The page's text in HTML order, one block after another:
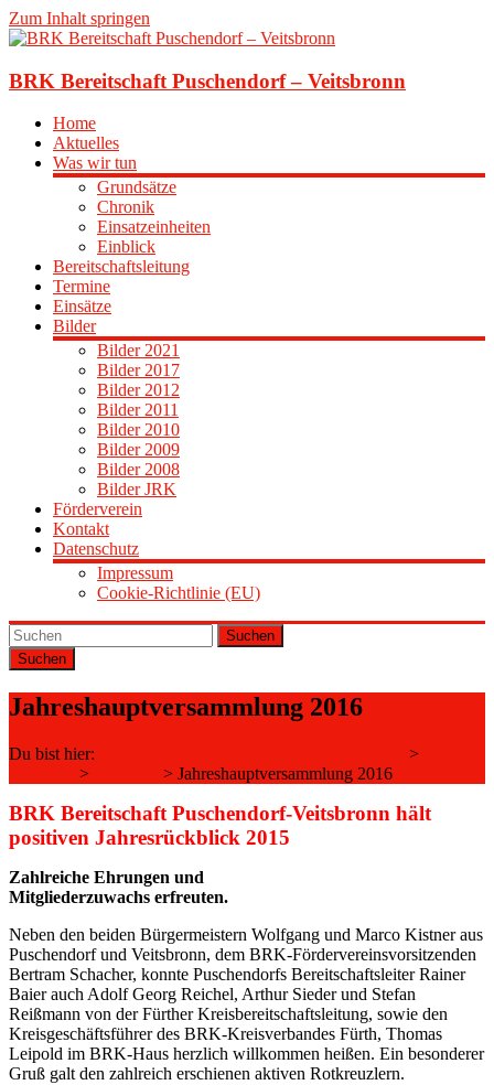
Zum Inhalt springen
BRK Bereitschaft Puschendorf – Veitsbronn
Home
Aktuelles
Was wir tun
Grundsätze
Chronik
Einsatzeinheiten
Einblick
Bereitschaftsleitung
Termine
Einsätze
Bilder
Bilder 2021
Bilder 2017
Bilder 2012
Bilder 2011
Bilder 2010
Bilder 2009
Bilder 2008
Bilder JRK
Förderverein
Kontakt
Datenschutz
Impressum
Cookie-Richtlinie (EU)
Suchen
Jahreshauptversammlung 2016
Du bist hier:
>
> > Jahreshauptversammlung 2016
BRK Bereitschaft Puschendorf-Veitsbronn hält
positiven Jahresrückblick 2015
Zahlreiche Ehrungen und
Mitgliederzuwachs erfreuten.
Neben den beiden Bürgermeistern Wolfgang und Marco Kistner aus
Puschendorf und Veitsbronn, dem BRK-Fördervereinsvorsitzenden
Bertram Schacher, konnte Puschendorfs Bereitschaftsleiter Rainer
Baier auch Adolf Georg Reichel, Arthur Sieder und Stefan
Reißmann von der Fürther Kreisbereitschaftsleitung, sowie den
Kreisgeschäftsführer des BRK-Kreisverbandes Fürth, Thomas
Leipold im BRK-Haus herzlich willkommen heißen. Ein besonderer
Gruß galt den zahlreich erschienen aktiven Rotkreuzlern.